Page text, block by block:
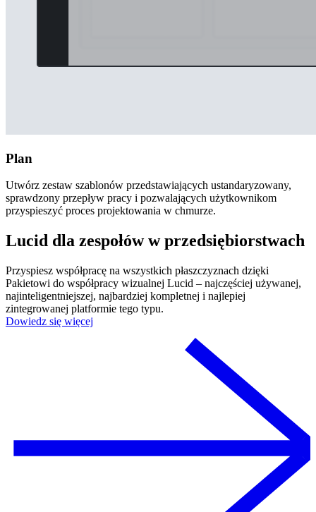
Plan
Utwórz zestaw szablonów przedstawiających ustandaryzowany,
sprawdzony przepływ pracy i pozwalających użytkownikom
przyspieszyć proces projektowania w chmurze.
Lucid dla zespołów w przedsiębiorstwach
Przyspiesz współpracę na wszystkich płaszczyznach dzięki
Pakietowi do współpracy wizualnej Lucid – najczęściej używanej,
najinteligentniejszej, najbardziej kompletnej i najlepiej
zintegrowanej platformie tego typu.
Dowiedz się więcej